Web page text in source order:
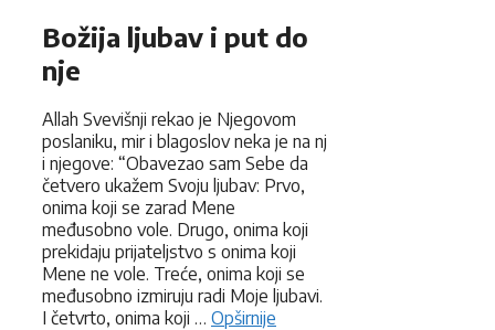
Božija ljubav i put do
nje
Allah Svevišnji rekao je Njegovom
poslaniku, mir i blagoslov neka je na nj
i njegove: “Obavezao sam Sebe da
četvero ukažem Svoju ljubav: Prvo,
onima koji se zarad Mene
međusobno vole. Drugo, onima koji
prekidaju prijateljstvo s onima koji
Mene ne vole. Treće, onima koji se
međusobno izmiruju radi Moje ljubavi.
I četvrto, onima koji … Opširnije